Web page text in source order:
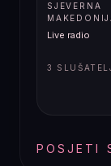
SJEVERNA
Live radio
3
POSJETI